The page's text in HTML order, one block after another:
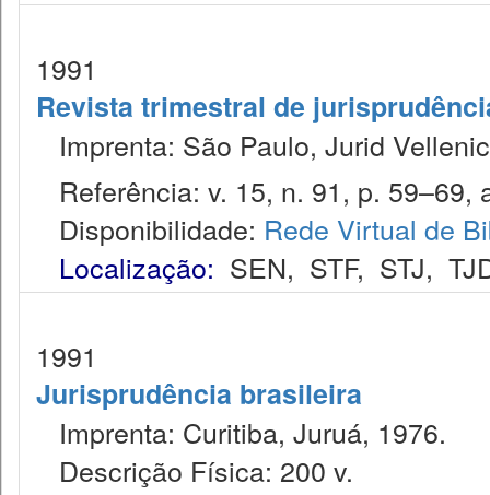
1991
Revista trimestral de
Imprenta: São Paulo, Jurid
Referência: v. 15, n. 91, p. 59–69,
Disponibilidade: Rede Virtual de
Localização: SEN, STF, STJ,
1991
Jurisprudência brasileira
Imprenta: Curitiba, Juruá, 1976.
Descrição Física: 200 v.